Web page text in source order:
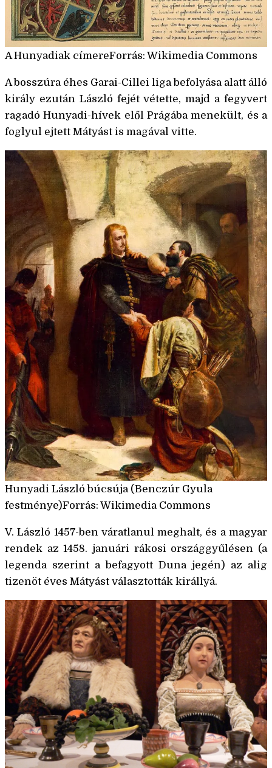
A Hunyadiak címereForrás: Wikimedia Commons
A bosszúra éhes Garai-Cillei liga befolyása alatt álló
király ezután László fejét vétette, majd a fegyvert
ragadó Hunyadi-hívek elől Prágába menekült, és a
foglyul ejtett Mátyást is magával vitte.
Hunyadi László búcsúja (Benczúr Gyula
festménye)Forrás: Wikimedia Commons
V. László 1457-ben váratlanul meghalt, és a magyar
rendek az 1458. januári rákosi országgyűlésen (a
legenda szerint a befagyott Duna jegén) az alig
tizenöt éves Mátyást választották királlyá.